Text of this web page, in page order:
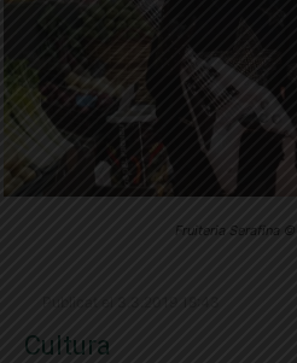
Fruiteria Serafina
Cultura